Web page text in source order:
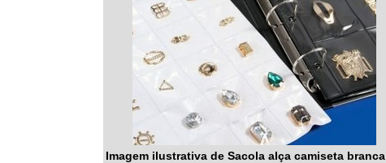
Imagem ilustrativa de Sacola alça camiseta branca